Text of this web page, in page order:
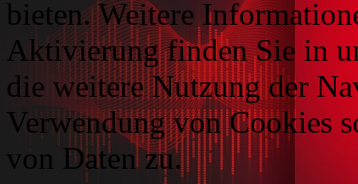
bieten. Weitere
Aktivierung finden Sie in
die weitere Nutzung der
Verwendung von Cookies
von Daten zu.